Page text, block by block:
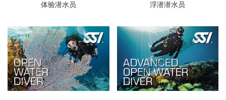
体验潜水员 浮潜潜水员